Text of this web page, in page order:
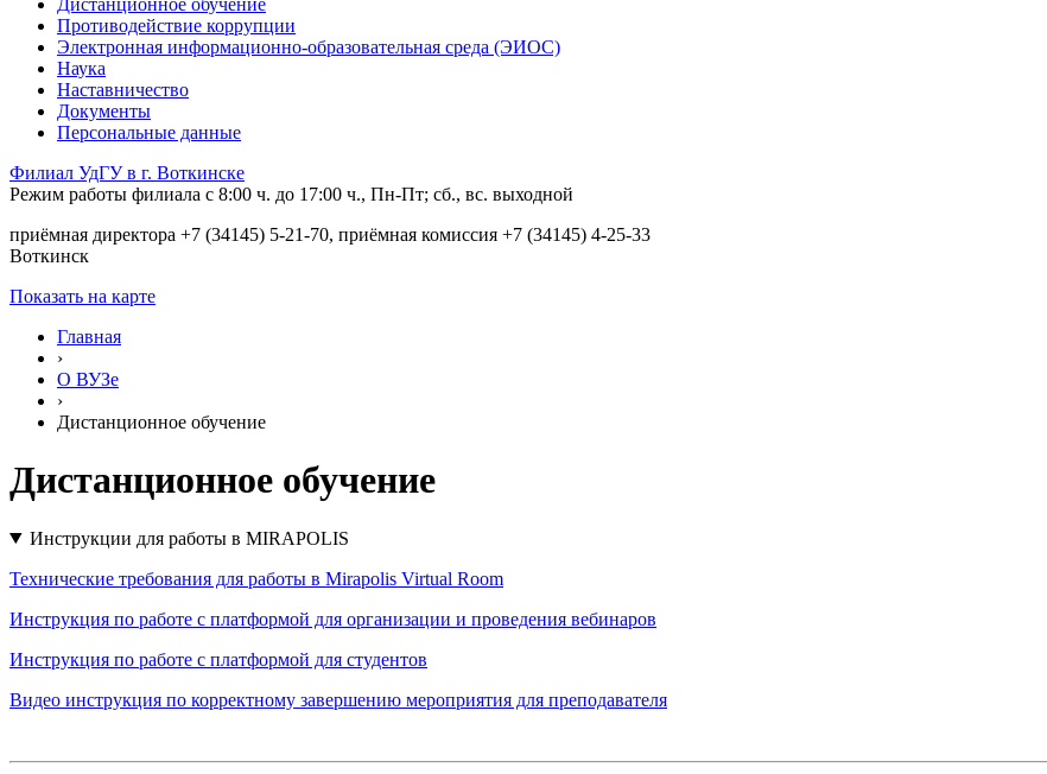
Дистанционное обучение
Противодействие коррупции
Электронная информационно-образовательная среда (ЭИОС)
Наука
Наставничество
Документы
Персональные данные
Филиал УдГУ в г. Воткинске
Режим работы филиала с 8:00 ч. до 17:00 ч., Пн-Пт; сб., вс. выходной
приёмная директора +7 (34145) 5-21-70, приёмная комиссия +7 (34145) 4-25-33
Воткинск
Показать на карте
Главная
›
О ВУЗе
›
Дистанционное обучение
Дистанционное обучение
Инструкции для работы в MIRAPOLIS
Технические требования для работы в Mirapolis Virtual Room
Инструкция по работе с платформой для организации и проведения вебинаров
Инструкция по работе с платформой для студентов
Видео инструкция по корректному завершению мероприятия для преподавателя